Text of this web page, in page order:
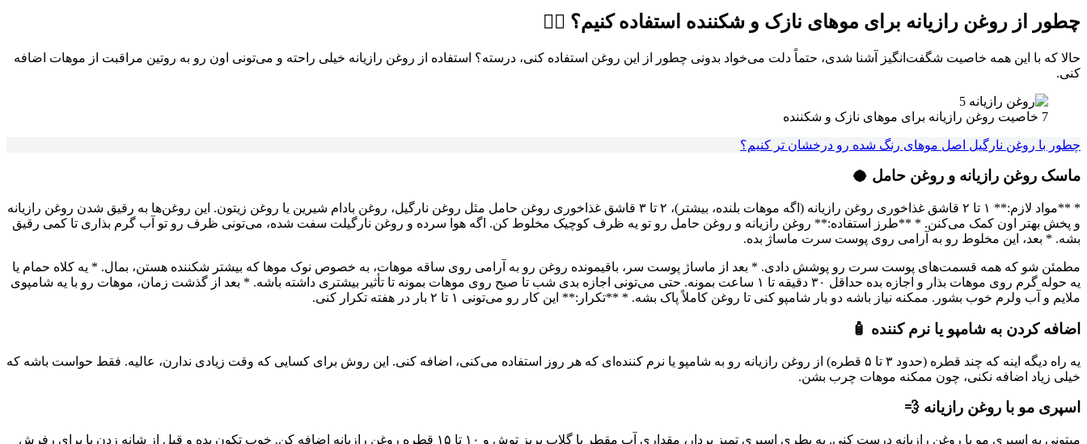
چطور از روغن رازیانه برای موهای نازک و شکننده استفاده کنیم؟ 💆‍♀️
حالا که با این همه خاصیت شگفت‌انگیز آشنا شدی، حتماً دلت می‌خواد بدونی چطور از این روغن استفاده کنی، درسته؟ استفاده از روغن رازیانه خیلی راحته و می‌تونی اون رو به روتین مراقبت از موهات اضافه
کنی.
7 خاصیت روغن رازیانه برای موهای نازک و شکننده
چطور با روغن نارگیل اصل موهای رنگ شده رو درخشان تر کنیم؟
ماسک روغن رازیانه و روغن حامل 🥥
* **مواد لازم:** ۱ تا ۲ قاشق غذاخوری روغن رازیانه (اگه موهات بلنده، بیشتر)، ۲ تا ۳ قاشق غذاخوری روغن حامل مثل روغن نارگیل، روغن بادام شیرین یا روغن زیتون. این روغن‌ها به رقیق شدن روغن رازیانه
و پخش بهتر اون کمک می‌کنن. * **طرز استفاده:** روغن رازیانه و روغن حامل رو تو یه ظرف کوچیک مخلوط کن. اگه هوا سرده و روغن نارگیلت سفت شده، می‌تونی ظرف رو تو آب گرم بذاری تا کمی رقیق
بشه. * بعد، این مخلوط رو به آرامی روی پوست سرت ماساژ بده.
مطمئن شو که همه قسمت‌های پوست سرت رو پوشش دادی. * بعد از ماساژ پوست سر، باقیمونده روغن رو به آرامی روی ساقه موهات، به خصوص نوک موها که بیشتر شکننده هستن، بمال. * یه کلاه حمام یا
یه حوله گرم روی موهات بذار و اجازه بده حداقل ۳۰ دقیقه تا ۱ ساعت بمونه. حتی می‌تونی اجازه بدی شب تا صبح روی موهات بمونه تا تأثیر بیشتری داشته باشه. * بعد از گذشت زمان، موهات رو با یه شامپوی
ملایم و آب ولرم خوب بشور. ممکنه نیاز باشه دو بار شامپو کنی تا روغن کاملاً پاک بشه. * **تکرار:** این کار رو می‌تونی ۱ تا ۲ بار در هفته تکرار کنی.
اضافه کردن به شامپو یا نرم کننده 🧴
یه راه دیگه اینه که چند قطره (حدود ۳ تا ۵ قطره) از روغن رازیانه رو به شامپو یا نرم کننده‌ای که هر روز استفاده می‌کنی، اضافه کنی. این روش برای کسایی که وقت زیادی ندارن، عالیه. فقط حواست باشه که
خیلی زیاد اضافه نکنی، چون ممکنه موهات چرب بشن.
اسپری مو با روغن رازیانه 💨
میتونی یه اسپری مو با روغن رازیانه درست کنی. یه بطری اسپری تمیز بردار، مقداری آب مقطر یا گلاب بریز توش و ۱۰ تا ۱۵ قطره روغن رازیانه اضافه کن. خوب تکون بده و قبل از شانه زدن یا برای رفرش